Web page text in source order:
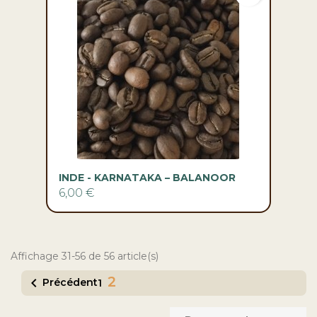
INDE - KARNATAKA – BALANOOR
6,00 €
Affichage 31-56 de 56 article(s)
 Précédent1 2